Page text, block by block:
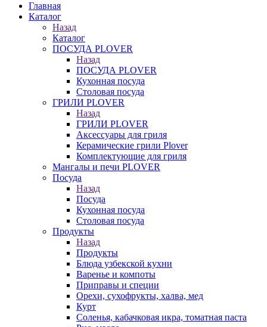
Главная
Каталог
Назад
Каталог
ПОСУДА PLOVER
Назад
ПОСУДА PLOVER
Кухонная посуда
Столовая посуда
ГРИЛИ PLOVER
Назад
ГРИЛИ PLOVER
Аксессуары для гриля
Керамические грили Plover
Комплектующие для гриля
Мангалы и печи PLOVER
Посуда
Назад
Посуда
Кухонная посуда
Столовая посуда
Продукты
Назад
Продукты
Блюда узбекской кухни
Варенье и компоты
Приправы и специи
Орехи, сухофрукты, халва, мед
Курт
Соленья, кабачковая икра, томатная паста